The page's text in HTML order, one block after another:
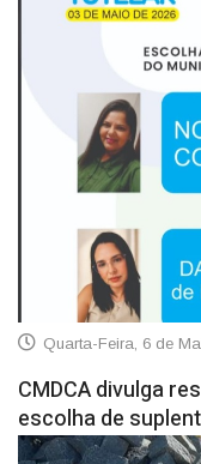
Quarta-Feira, 6 de
CMDCA divulga
escolha de